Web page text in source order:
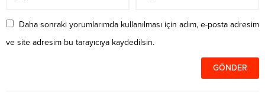
Daha sonraki yorumlarımda kullanılması için adım, e-posta adresim
ve site adresim bu tarayıcıya kaydedilsin.